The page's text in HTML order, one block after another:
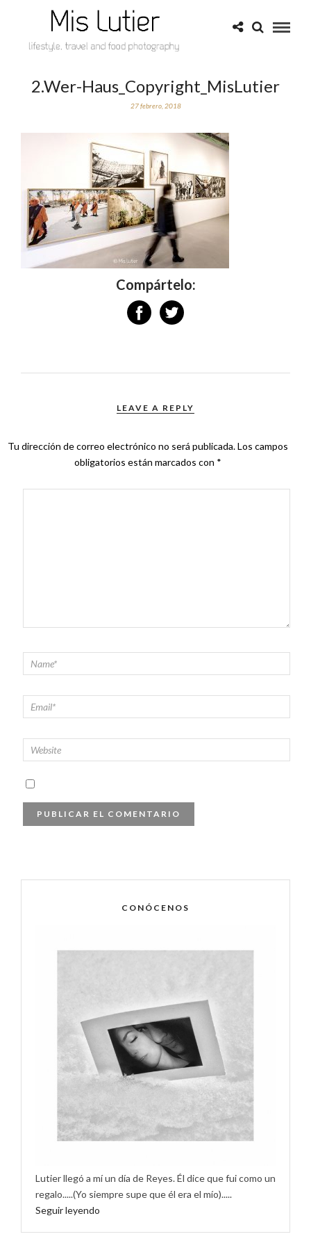
2.Wer-Haus_Copyright_MisLutier
27 febrero, 2018
Compártelo:
LEAVE A REPLY
Tu dirección de correo electrónico no será publicada.Los campos
obligatorios están marcados con *
CONÓCENOS
Lutier llegó a mí un día de Reyes. Él dice que fui como un
regalo.....(Yo siempre supe que él era el mío).....
Seguir leyendo